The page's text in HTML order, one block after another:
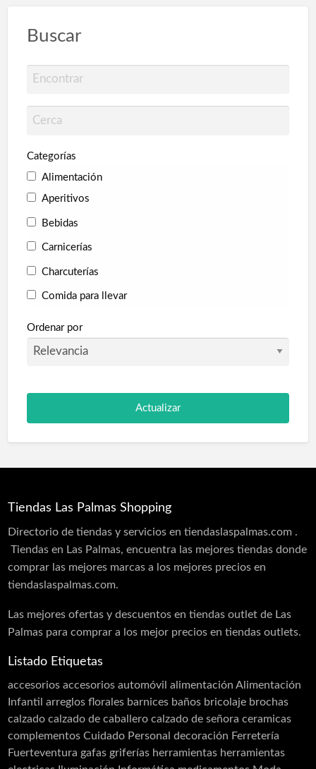
Buscar
Categorías
Alimentación
Aperitivos
Bebidas
Carnicerías
Charcuterías
Comida para llevar
Golosinas
Pescaderías
Tienda de animales
Tiendas Gourmet
Aseo e higiene
Centro Óptico
Centros de belleza
Manicura y Uñas
Clínicas de estética
Cosmética
Cuidado Personal
Dietas
Farmacia
Higiene
Ordenar por
Tiendas Las Palmas Shopping
Directorio de tiendas y servicios en tiendaslaspalmas.com .
Tiendas en Las Palmas, encuentra las mejores tiendas donde
comprar las mejores marcas a los mejores precios en
tiendaslaspalmas.com.
Las mejores ofertas y descuentos en tiendas outlet de Las
Palmas para comprar a los mejor precios en tiendas outlets.
Listado Etiquetas
accesorios accesorios automóvil alimentación Alimentación
Infantil arreglos florales barnices baños bricolaje brochas
calzado calzado de caballero calzado de señora ceramicas
complementos Cuidado Personal decoración Ferretería
Fuerteventura gafas griferías herramientas herramientas